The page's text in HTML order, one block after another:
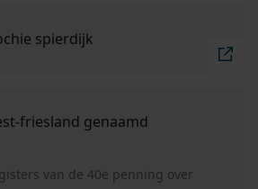
spierdijk
friesland genaamd
van de 40e penning over